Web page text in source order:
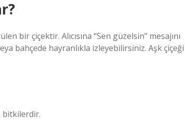
bir çiçektir. Alıcısına “Sen güzelsin” mesajını
bahçede hayranlıkla izleyebilirsiniz. Aşk çiçeği
bitkilerdir.